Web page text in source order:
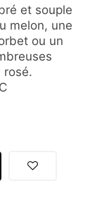
et souple
melon, une
ou un
rosé.